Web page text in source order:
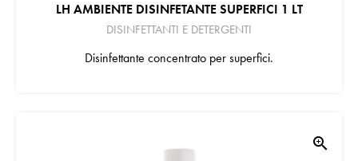
LH AMBIENTE DISINFETANTE SUPERFICI 1 LT
DISINFETTANTI E DETERGENTI
Disinfettante concentrato per superfici.
zoom_in